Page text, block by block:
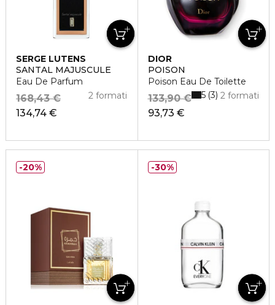
SERGE LUTENS
SANTAL MAJUSCULE
Eau De Parfum
134,74 €
168,43 € 2 formati
DIOR
POISON
Poison Eau De Toilette
93,73 €
133,90 € 2 formati
5 3
20% 30%